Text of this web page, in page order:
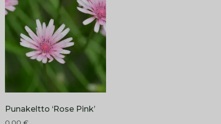
Punakeltto ‘Rose Pink’